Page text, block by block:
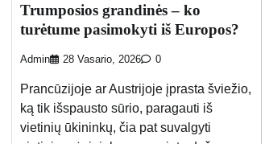
Trumposios grandinės – ko
turėtume pasimokyti iš Europos?
Admin 28 Vasario, 2026 0
Prancūzijoje ar Austrijoje įprasta šviežio,
ką tik išspausto sūrio, paragauti iš
vietinių ūkininkų, čia pat suvalgyti